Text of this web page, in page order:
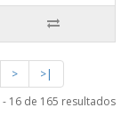
>
>|
- 16 de 165 resultados